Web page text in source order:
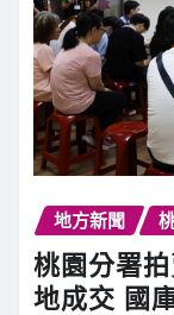
地方新聞
桃園分署
地成交 國